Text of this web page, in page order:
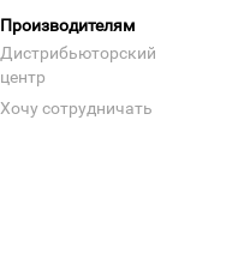
Производителям
Дистрибьюторский
центр
Хочу сотрудничать